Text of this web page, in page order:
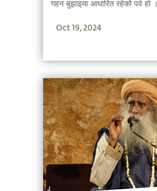
गहन बुझाइमा आधारित रहेको पर्व हो ।
Oct 19, 2024